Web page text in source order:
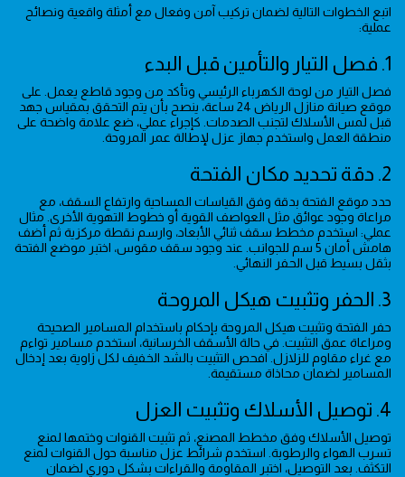
اتبع الخطوات التالية لضمان تركيب آمن وفعال مع أمثلة واقعية ونصائح
عملية:
1. فصل التيار والتأمين قبل البدء
فصل التيار من لوحة الكهرباء الرئيسي وتأكد من وجود قاطع يعمل. على
موقع صيانة منازل الرياض 24 ساعة، ينصح بأن يتم التحقق بمقياس جهد
قبل لمس الأسلاك لتجنب الصدمات. كإجراء عملي، ضع علامة واضحة على
منطقة العمل واستخدم جهاز عزل لإطالة عمر المروحة.
2. دقة تحديد مكان الفتحة
حدد موقع الفتحة بدقة وفق القياسات المساحية وارتفاع السقف، مع
مراعاة وجود عوائق مثل العواصف القوية أو خطوط التهوية الأخرى. مثال
عملي: استخدم مخطط سقف ثنائي الأبعاد، وارسم نقطة مركزية ثم أضف
هامش أمان 5 سم للجوانب. عند وجود سقف مقوس، اختبر موضع الفتحة
بثقل بسيط قبل الحفر النهائي.
3. الحفر وتثبيت هيكل المروحة
حفر الفتحة وتثبيت هيكل المروحة بإحكام باستخدام المسامير الصحيحة
ومراعاة عمق التثبيت. في حالة الأسقف الخرسانية، استخدم مسامير تواءم
مع غراء مقاوم للزلازل. افحص التثبيت بالشد الخفيف لكل زاوية بعد إدخال
المسامير لضمان محاذاة مستقيمة.
4. توصيل الأسلاك وتثبيت العزل
توصيل الأسلاك وفق مخطط المصنع، ثم تثبيت القنوات وختمها لمنع
تسرب الهواء والرطوبة. استخدم شرائط عزل مناسبة حول القنوات لمنع
التكثف. بعد التوصيل، اختبر المقاومة والقراءات بشكل دوري لضمان